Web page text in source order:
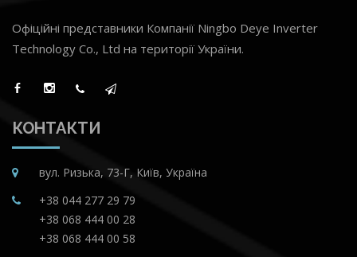
Офіційні представники Компанії Ningbo Deye Inverter
Technology Co., Ltd на території України.
КОНТАКТИ
вул. Ризька, 73-Г, Київ, Україна
+38 044 277 29 79
+38 068 444 00 28
+38 068 444 00 58